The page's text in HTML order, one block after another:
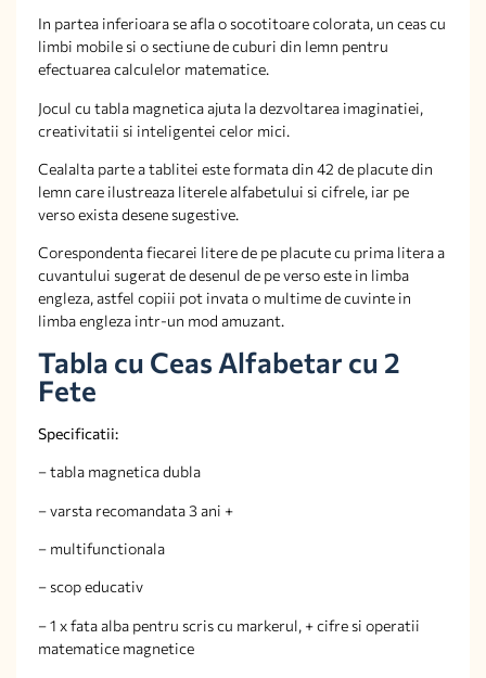
In partea inferioara se afla o socotitoare colorata, un ceas cu
limbi mobile si o sectiune de cuburi din lemn pentru
efectuarea calculelor matematice.
Jocul cu tabla magnetica ajuta la dezvoltarea imaginatiei,
creativitatii si inteligentei celor mici.
Cealalta parte a tablitei este formata din 42 de placute din
lemn care ilustreaza literele alfabetului si cifrele, iar pe
verso exista desene sugestive.
Corespondenta fiecarei litere de pe placute cu prima litera a
cuvantului sugerat de desenul de pe verso este in limba
engleza, astfel copiii pot invata o multime de cuvinte in
limba engleza intr-un mod amuzant.
Tabla cu Ceas Alfabetar cu 2
Fete
Specificatii:
– tabla magnetica dubla
– varsta recomandata 3 ani +
– multifunctionala
– scop educativ
– 1 x fata alba pentru scris cu markerul, + cifre si operatii
matematice magnetice